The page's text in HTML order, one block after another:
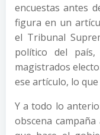
encuestas antes
figura en un
el Tribunal
político del
magistrados
ese artículo, lo
Y a todo lo
obscena